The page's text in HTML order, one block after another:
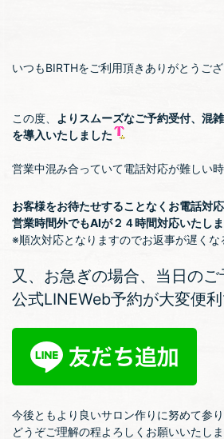
いつもBIRTHをご利用頂きありがとうご
この度、
よりスムーズなご予約受付、混
を導入いたしました
営業中混み合っていて電話対応が難しい
お客様をお待たせすることなくお電話対
営業時間外でもAIが２４時間対応いたし
※順次対応となりますのでお返事が遅くな
又、お急ぎの場合、当日の
公式LINEWeb予約が大変便
今後ともより良いサロン作りに努めて参り
どうぞご理解の程よろしくお願いいたしま